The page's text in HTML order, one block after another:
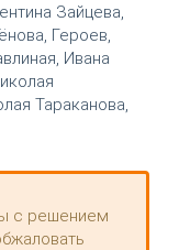
Зайцева,
Героев,
Ивана
Тараканова,
с решением